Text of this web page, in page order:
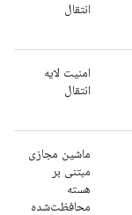
انتقال
امنیت لایه
انتقال
ماشین مجازی
مبتنی بر
هسته
محافظت‌شده